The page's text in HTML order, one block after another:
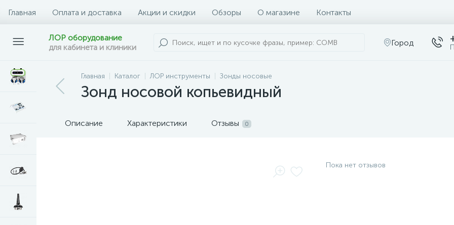
Главная Оплата и доставка Акции и скидки Обзоры О магазине Контакты
ЛОР оборудование
для кабинета и клиники
Город
Главная Каталог ЛОР инструменты Зонды носовые
Зонд носовой копьевидный
Описание Характеристики Отзывы 0
Пока нет отзывов